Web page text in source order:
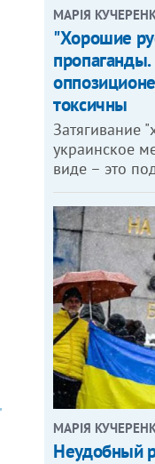
МАРІЯ
"Хорошие
токсичны
Затягивание
украинское
виде – это
МАРІЯ
​Неудобный